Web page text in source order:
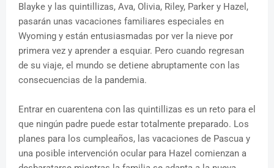
Blayke y las quintillizas, Ava, Olivia, Riley, Parker y Hazel,
pasarán unas vacaciones familiares especiales en
Wyoming y están entusiasmadas por ver la nieve por
primera vez y aprender a esquiar. Pero cuando regresan
de su viaje, el mundo se detiene abruptamente con las
consecuencias de la pandemia.
Entrar en cuarentena con las quintillizas es un reto para el
que ningún padre puede estar totalmente preparado. Los
planes para los cumpleaños, las vacaciones de Pascua y
una posible intervención ocular para Hazel comienzan a